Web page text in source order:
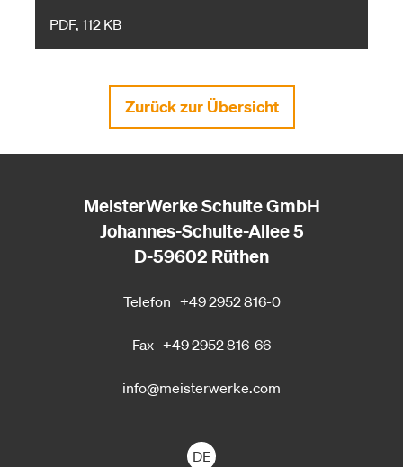
PDF, 112 KB
Zurück zur Übersicht
MeisterWerke Schulte GmbH
Johannes-Schulte-Allee 5
D-59602 Rüthen
Telefon +49 2952 816-0
Fax +49 2952 816-66
info@meisterwerke.com
DE